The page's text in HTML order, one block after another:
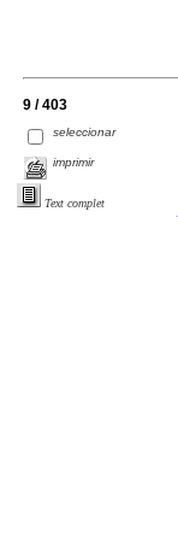
9 / 403
seleccionar
imprimir
Text complet